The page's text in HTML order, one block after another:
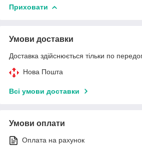
Приховати
Умови доставки
Доставка здійснюється тільки по
Нова Пошта
Всі умови доставки
Умови оплати
Оплата на рахунок